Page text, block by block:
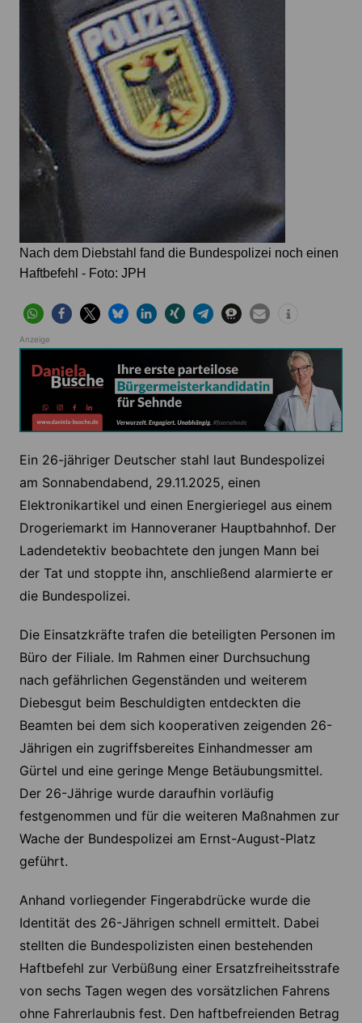
Nach dem Diebstahl fand die Bundespolizei noch einen
Haftbefehl - Foto: JPH
Anzeige
Ein 26-jähriger Deutscher stahl laut Bundespolizei
am Sonnabendabend, 29.11.2025, einen
Elektronikartikel und einen Energieriegel aus einem
Drogeriemarkt im Hannoveraner Hauptbahnhof. Der
Ladendetektiv beobachtete den jungen Mann bei
der Tat und stoppte ihn, anschließend alarmierte er
die Bundespolizei.
Die Einsatzkräfte trafen die beteiligten Personen im
Büro der Filiale. Im Rahmen einer Durchsuchung
nach gefährlichen Gegenständen und weiterem
Diebesgut beim Beschuldigten entdeckten die
Beamten bei dem sich kooperativen zeigenden 26-
Jährigen ein zugriffsbereites Einhandmesser am
Gürtel und eine geringe Menge Betäubungsmittel.
Der 26-Jährige wurde daraufhin vorläufig
festgenommen und für die weiteren Maßnahmen zur
Wache der Bundespolizei am Ernst-August-Platz
geführt.
Anhand vorliegender Fingerabdrücke wurde die
Identität des 26-Jährigen schnell ermittelt. Dabei
stellten die Bundespolizisten einen bestehenden
Haftbefehl zur Verbüßung einer Ersatzfreiheitsstrafe
von sechs Tagen wegen des vorsätzlichen Fahrens
ohne Fahrerlaubnis fest. Den haftbefreienden Betrag